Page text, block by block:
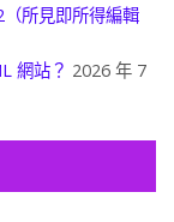
（所見即所得編輯
網站？ 2026 年 7